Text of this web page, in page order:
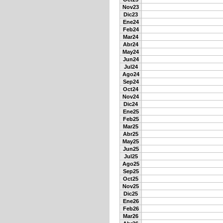
Nov23
Dic23
Ene24
Feb24
Mar24
Abr24
May24
Jun24
Jul24
Ago24
Sep24
Oct24
Nov24
Dic24
Ene25
Feb25
Mar25
Abr25
May25
Jun25
Jul25
Ago25
Sep25
Oct25
Nov25
Dic25
Ene26
Feb26
Mar26